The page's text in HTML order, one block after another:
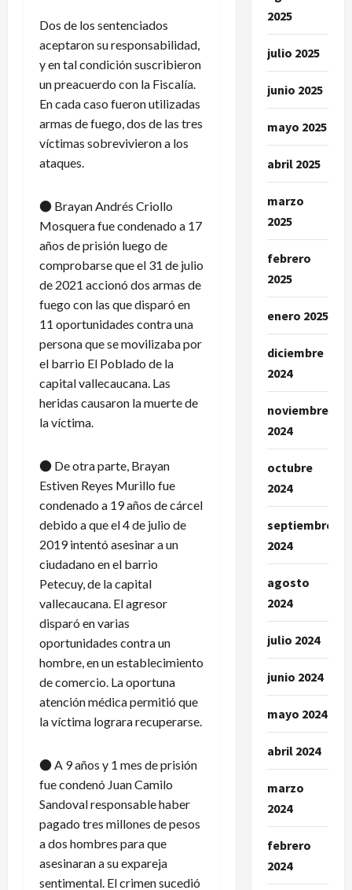
Dos de los sentenciados
aceptaron su responsabilidad,
y en tal condición suscribieron
un preacuerdo con la Fiscalía.
En cada caso fueron utilizadas
armas de fuego, dos de las tres
víctimas sobrevivieron a los
ataques.
● Brayan Andrés Criollo
Mosquera fue condenado a 17
años de prisión luego de
comprobarse que el 31 de julio
de 2021 accionó dos armas de
fuego con las que disparó en
11 oportunidades contra una
persona que se movilizaba por
el barrio El Poblado de la
capital vallecaucana. Las
heridas causaron la muerte de
la víctima.
● De otra parte, Brayan
Estiven Reyes Murillo fue
condenado a 19 años de cárcel
debido a que el 4 de julio de
2019 intentó asesinar a un
ciudadano en el barrio
Petecuy, de la capital
vallecaucana. El agresor
disparó en varias
oportunidades contra un
hombre, en un establecimiento
de comercio. La oportuna
atención médica permitió que
la víctima lograra recuperarse.
● A 9 años y 1 mes de prisión
fue condenó Juan Camilo
Sandoval responsable haber
pagado tres millones de pesos
a dos hombres para que
asesinaran a su expareja
sentimental. El crimen sucedió
2025
julio 2025
junio 2025
mayo 2025
abril 2025
marzo
2025
febrero
2025
enero 2025
diciembre
2024
noviembre
2024
octubre
2024
septiembre
2024
agosto
2024
julio 2024
junio 2024
mayo 2024
abril 2024
marzo
2024
febrero
2024